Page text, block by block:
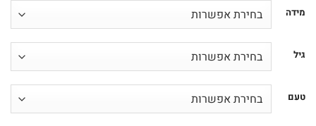
מידה
גיל
טעם